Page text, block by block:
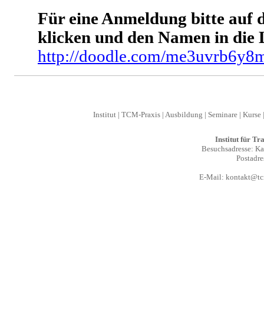
Für eine Anmeldung bitte auf
klicken und den Namen in die
http://doodle.com/
Institut| TCM-Praxis| Ausbildung | Seminare| Kurse
Institut für
Besuchsadresse:
E-Mail: